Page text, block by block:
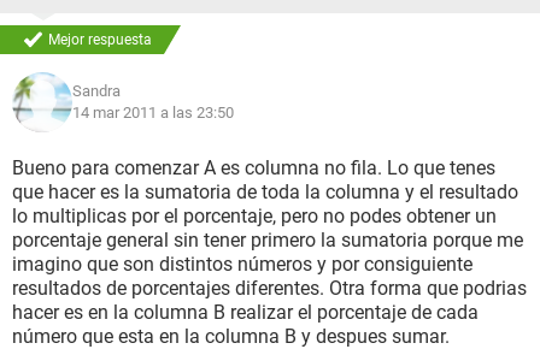
Mejor respuesta
Sandra
14 mar 2011 a las 23:50
Bueno para comenzar A es columna no fila. Lo que tenes
que hacer es la sumatoria de toda la columna y el resultado
lo multiplicas por el porcentaje, pero no podes obtener un
porcentaje general sin tener primero la sumatoria porque me
imagino que son distintos números y por consiguiente
resultados de porcentajes diferentes. Otra forma que podrias
hacer es en la columna B realizar el porcentaje de cada
número que esta en la columna B y despues sumar.